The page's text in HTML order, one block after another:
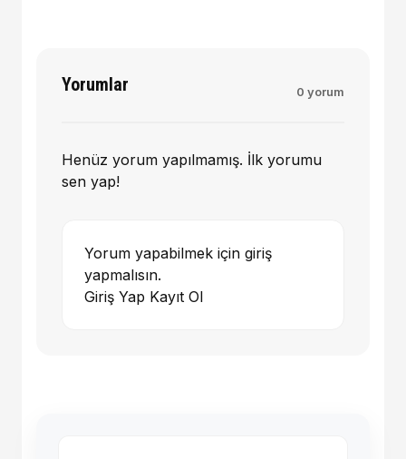
Yorumlar 0 yorum
Henüz yorum yapılmamış. İlk yorumu
sen yap!
Yorum yapabilmek için giriş
yapmalısın.
Giriş Yap Kayıt Ol